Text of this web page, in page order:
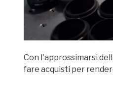
Con l'approssimarsi
fare acquisti per